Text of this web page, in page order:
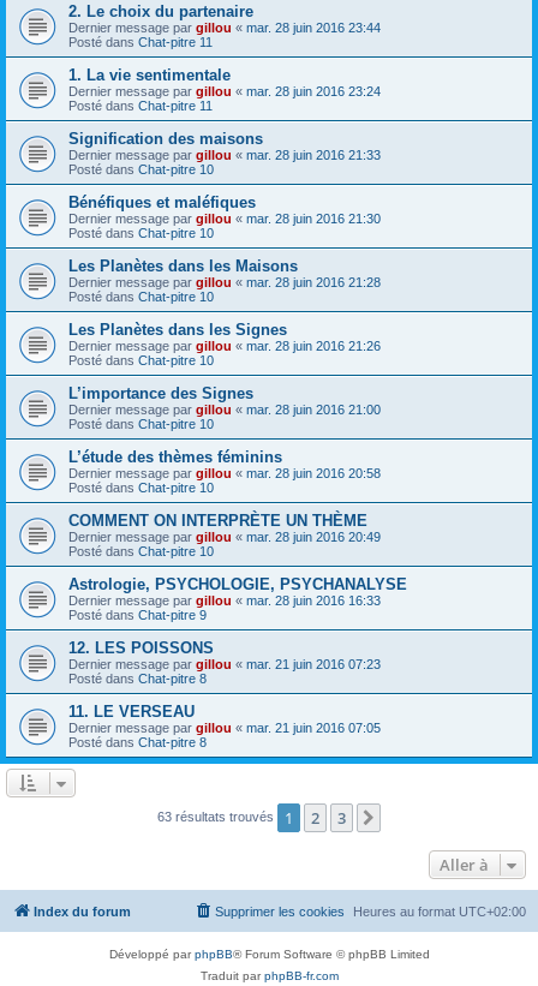
2. Le choix du partenaire
Dernier message par gillou « mar. 28 juin 2016 23:44
Posté dans Chat-pitre 11
1. La vie sentimentale
Dernier message par gillou « mar. 28 juin 2016 23:24
Posté dans Chat-pitre 11
Signification des maisons
Dernier message par gillou « mar. 28 juin 2016 21:33
Posté dans Chat-pitre 10
Bénéfiques et maléfiques
Dernier message par gillou « mar. 28 juin 2016 21:30
Posté dans Chat-pitre 10
Les Planètes dans les Maisons
Dernier message par gillou « mar. 28 juin 2016 21:28
Posté dans Chat-pitre 10
Les Planètes dans les Signes
Dernier message par gillou « mar. 28 juin 2016 21:26
Posté dans Chat-pitre 10
L’importance des Signes
Dernier message par gillou « mar. 28 juin 2016 21:00
Posté dans Chat-pitre 10
L’étude des thèmes féminins
Dernier message par gillou « mar. 28 juin 2016 20:58
Posté dans Chat-pitre 10
COMMENT ON INTERPRÈTE UN THÈME
Dernier message par gillou « mar. 28 juin 2016 20:49
Posté dans Chat-pitre 10
Astrologie, PSYCHOLOGIE, PSYCHANALYSE
Dernier message par gillou « mar. 28 juin 2016 16:33
Posté dans Chat-pitre 9
12. LES POISSONS
Dernier message par gillou « mar. 21 juin 2016 07:23
Posté dans Chat-pitre 8
11. LE VERSEAU
Dernier message par gillou « mar. 21 juin 2016 07:05
Posté dans Chat-pitre 8
63 résultats trouvés 1 2 3
Aller à
Index du forum Heures au format UTC+02:00
Supprimer les cookies
Développé parphpBB® Forum Software © phpBB Limited
Traduit parphpBB-fr.com